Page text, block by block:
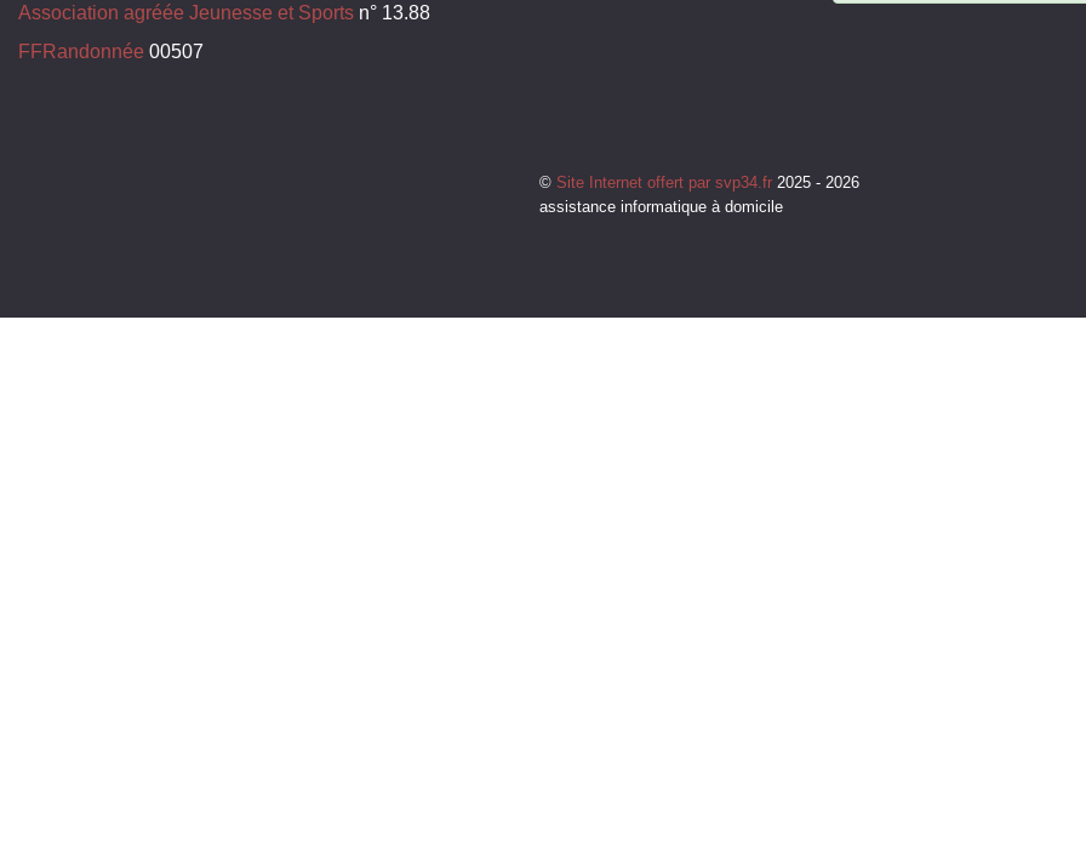
Association agréée Jeunesse et Sports n° 13.88
FFRandonnée 00507
© Site Internet offert par svp34.fr 2025 - 2026
assistance informatique à domicile